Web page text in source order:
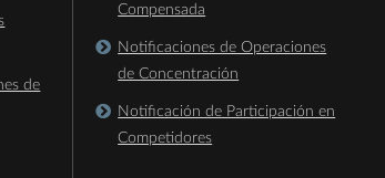
de
Compensada
Notificaciones de Operaciones
de Concentración
Notificación de Participación en
Competidores